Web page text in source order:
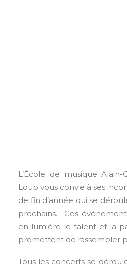
L’École de musique
Loup vous convie à ses
de fin d’année qui se
prochains. Ces
en lumière le talent et la
promettent de rassembler
Tous les concerts se